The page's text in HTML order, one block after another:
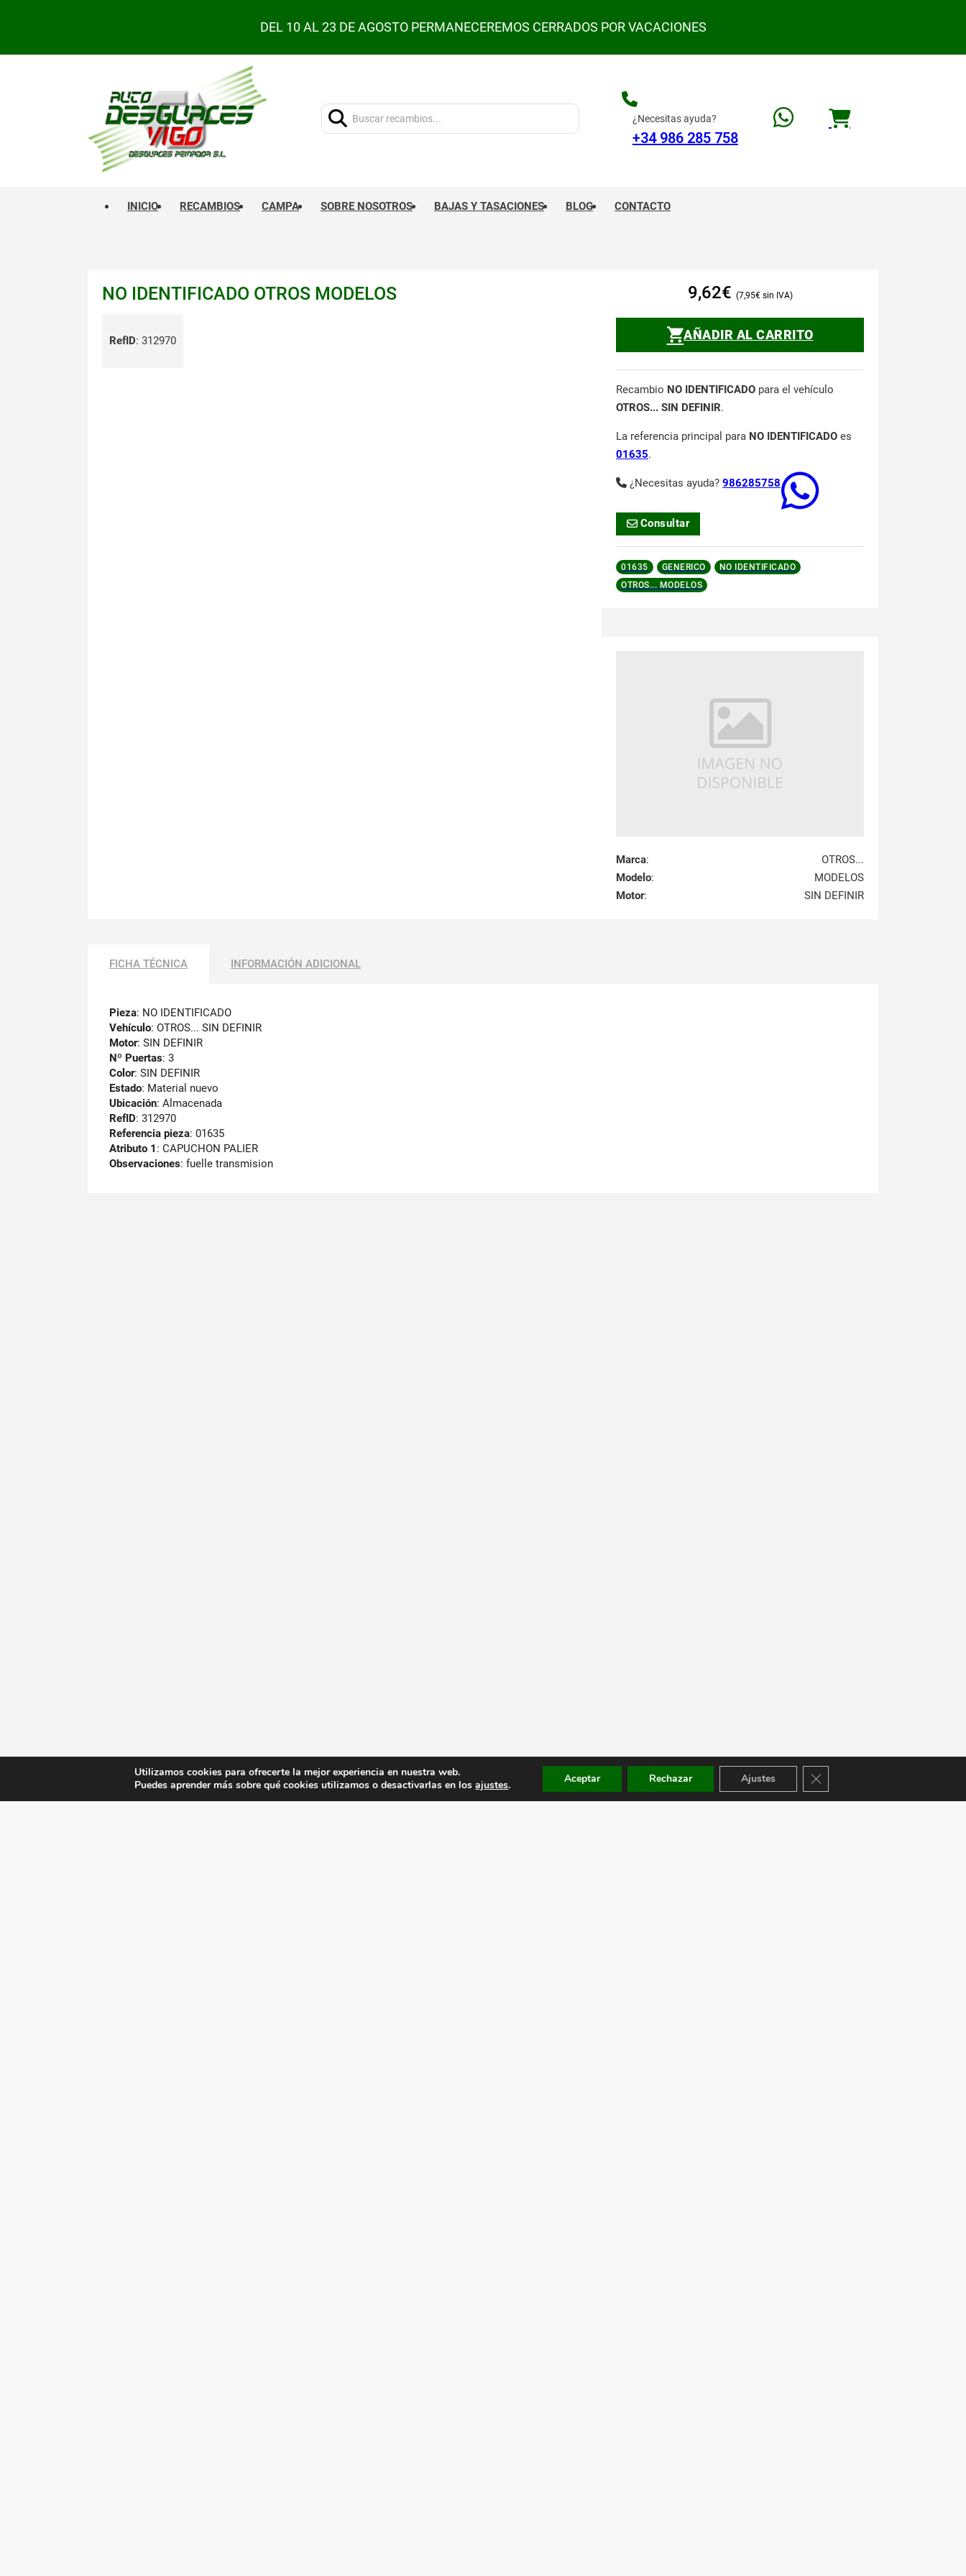
DEL 10 AL 23 DE AGOSTO PERMANECEREMOS CERRADOS POR VACACIONES
Buscar:
¿Necesitas ayuda?
+34 986 285 758
INICIO RECAMBIOS CAMPA SOBRE NOSOTROS BAJAS Y TASACIONES BLOG CONTACTO
NO IDENTIFICADO OTROS MODELOS
RefID: 312970
9,62€ 7,95€
AÑADIR AL CARRITO
Recambio NO IDENTIFICADO para el vehículo
OTROS... SIN DEFINIR.
La referencia principal para NO IDENTIFICADO es
01635.
¿Necesitas ayuda? 986285758
Consultar
01635 GENERICO
NO IDENTIFICADO
OTROS... MODELOS
Marca:
OTROS...
Modelo:
MODELOS
Motor: SIN DEFINIR
FICHA TÉCNICA INFORMACIÓN ADICIONAL
Pieza: NO IDENTIFICADO
Vehículo: OTROS... SIN DEFINIR
Motor: SIN DEFINIR
Nº Puertas: 3
Color: SIN DEFINIR
Estado: Material nuevo
Ubicación: Almacenada
RefID: 312970
Referencia pieza: 01635
Atributo 1 : CAPUCHON PALIER
Observaciones: fuelle transmision
Utilizamos cookies para ofrecerte la mejor experiencia en nuestra web.
Puedes aprender más sobre qué cookies utilizamos o desactivarlas en losajustes. Aceptar Rechazar Ajustes Cerrar el banner de cookies RGPD